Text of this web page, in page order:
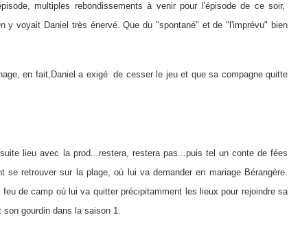
multiples rebondissements à venir pour l'épisode de ce soir,
y voyait Daniel très énervé. Que du "spontané" et de "l'imprévu" bien
en fait,Daniel a exigé de cesser le jeu et que sa compagne quitte
lieu avec la prod...restera, restera pas...puis tel un conte de fées
se retrouver sur la plage, où lui va demander en mariage Bérangère.
de camp où lui va quitter précipitamment les lieux pour rejoindre sa
gourdin dans la saison 1.